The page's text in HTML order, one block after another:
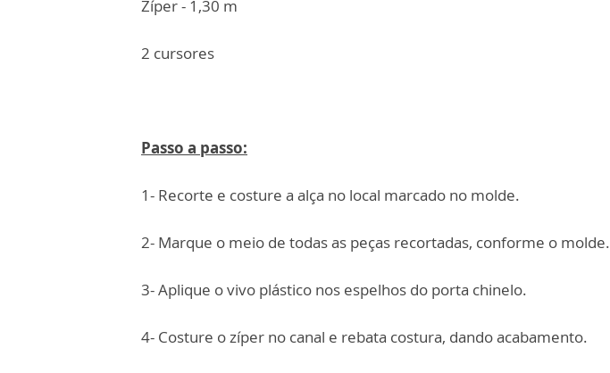
Zíper - 1,30 m
2 cursores
Passo a passo:
1- Recorte e costure a alça no local marcado no molde.
2- Marque o meio de todas as peças recortadas, conforme o molde.
3- Aplique o vivo plástico nos espelhos do porta chinelo.
4- Costure o zíper no canal e rebata costura, dando acabamento.